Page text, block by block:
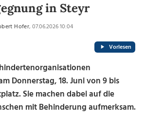
in Steyr
Hofer, 07.06.2026 10:04
Vorlesen
Donnerstag, 18. Juni von 9 bis
Sie machen dabei auf die
mit Behinderung aufmerksam.